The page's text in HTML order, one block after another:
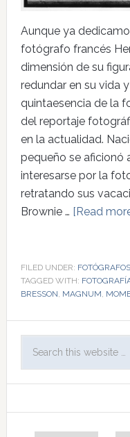
Aunque ya
fotógrafo francés
dimensión de su
redundar en su vida
quintaesencia de la
del reportaje
en la actualidad.
pequeño se aficionó
interesarse por la
retratando sus
Brownie … [Read
FILED UNDER: FOTÓGRAFOS
TAGGED WITH:
BRESSON MAGNUM